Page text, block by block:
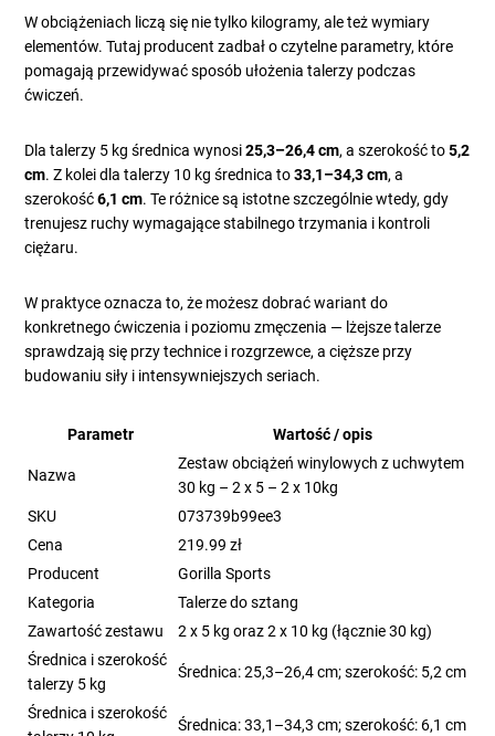
W obciążeniach liczą się nie tylko kilogramy, ale też wymiary
elementów. Tutaj producent zadbał o czytelne parametry, które
pomagają przewidywać sposób ułożenia talerzy podczas
ćwiczeń.
Dla talerzy 5 kg średnica wynosi25,3–26,4 cm, a szerokość to5,2
cm. Z kolei dla talerzy 10 kg średnica to33,1–34,3 cm, a
szerokość6,1 cm. Te różnice są istotne szczególnie wtedy, gdy
trenujesz ruchy wymagające stabilnego trzymania i kontroli
ciężaru.
W praktyce oznacza to, że możesz dobrać wariant do
konkretnego ćwiczenia i poziomu zmęczenia — lżejsze talerze
sprawdzają się przy technice i rozgrzewce, a cięższe przy
budowaniu siły i intensywniejszych seriach.
Parametr Wartość / opis
Nazwa
Zestaw obciążeń winylowych z uchwytem
30 kg – 2 x 5 – 2 x 10kg
SKU
073739b99ee3
Cena
219.99 zł
Producent
Gorilla Sports
Kategoria
Talerze do sztang
Zawartość zestawu
2 x 5 kg oraz 2 x 10 kg (łącznie 30 kg)
Średnica i szerokość
talerzy 5 kg
Średnica: 25,3–26,4 cm; szerokość: 5,2 cm
Średnica i szerokość
Średnica: 33,1–34,3 cm; szerokość: 6,1 cm